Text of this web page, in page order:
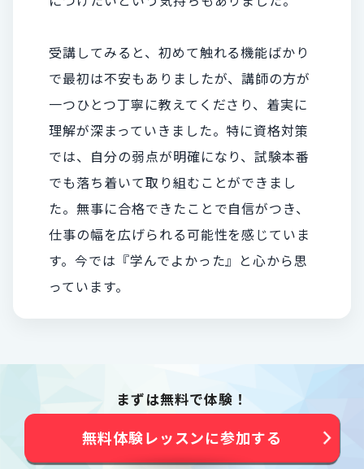
受講してみると、初めて触れる機能ばかり
で最初は不安もありましたが、講師の方が
一つひとつ丁寧に教えてくださり、着実に
理解が深まっていきました。特に資格対策
では、自分の弱点が明確になり、試験本番
でも落ち着いて取り組むことができまし
た。無事に合格できたことで自信がつき、
仕事の幅を広げられる可能性を感じていま
す。今では『学んでよかった』と心から思
っています。
まずは無料で体験！
無料体験レッスンに参加する